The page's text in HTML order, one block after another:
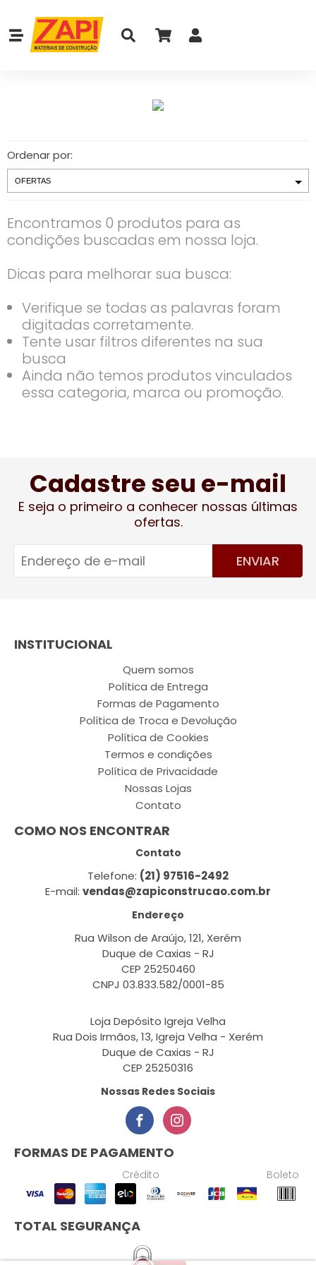
Ordenar por:
Encontramos 0 produtos para as
condições buscadas em nossa loja.
Dicas para melhorar sua busca:
Verifique se todas as palavras foram
digitadas corretamente.
Tente usar filtros diferentes na sua
busca
Ainda não temos produtos vinculados
essa categoria, marca ou promoção.
Cadastre seu e-mail
E seja o primeiro a conhecer nossas últimas
ofertas.
ENVIAR
INSTITUCIONAL
Quem somos
Política de Entrega
Formas de Pagamento
Política de Troca e Devolução
Política de Cookies
Termos e condições
Política de Privacidade
Nossas Lojas
Contato
COMO NOS ENCONTRAR
Contato
Telefone: (21) 97516-2492
E-mail: vendas@zapiconstrucao.com.br
Endereço
Rua Wilson de Araújo, 121, Xerém
Duque de Caxias - RJ
CEP 25250460
CNPJ 03.833.582/0001-85
Loja Depósito Igreja Velha
Rua Dois Irmãos, 13, Igreja Velha - Xerém
Duque de Caxias - RJ
CEP 25250316
Nossas Redes Sociais
FORMAS DE PAGAMENTO
Crédito Boleto
TOTAL SEGURANÇA